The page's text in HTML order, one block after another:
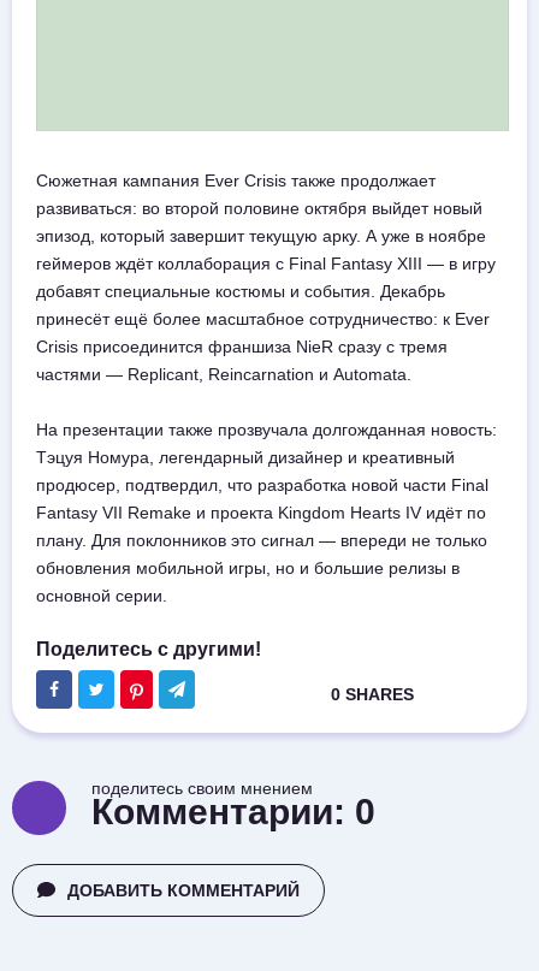
Сюжетная кампания Ever Crisis также продолжает
развиваться: во второй половине октября выйдет новый
эпизод, который завершит текущую арку. А уже в ноябре
геймеров ждёт коллаборация с Final Fantasy XIII — в игру
добавят специальные костюмы и события. Декабрь
принесёт ещё более масштабное сотрудничество: к Ever
Crisis присоединится франшиза NieR сразу с тремя
частями — Replicant, Reincarnation и Automata.
На презентации также прозвучала долгожданная новость:
Тэцуя Номура, легендарный дизайнер и креативный
продюсер, подтвердил, что разработка новой части Final
Fantasy VII Remake и проекта Kingdom Hearts IV идёт по
плану. Для поклонников это сигнал — впереди не только
обновления мобильной игры, но и большие релизы в
основной серии.
поделитесь своим мнением
Комментарии: 0
ДОБАВИТЬ КОММЕНТАРИЙ